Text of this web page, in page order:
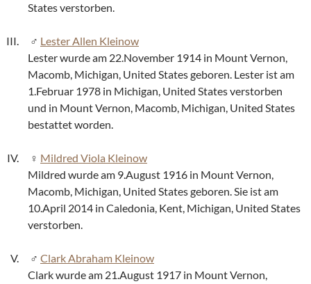
States verstorben.
Lester Allen Kleinow
Lester wurde am 22.November 1914 in Mount Vernon,
Macomb, Michigan, United States geboren. Lester ist am
1.Februar 1978 in Michigan, United States verstorben
und in Mount Vernon, Macomb, Michigan, United States
bestattet worden.
Mildred Viola Kleinow
Mildred wurde am 9.August 1916 in Mount Vernon,
Macomb, Michigan, United States geboren. Sie ist am
10.April 2014 in Caledonia, Kent, Michigan, United States
verstorben.
Clark Abraham Kleinow
Clark wurde am 21.August 1917 in Mount Vernon,